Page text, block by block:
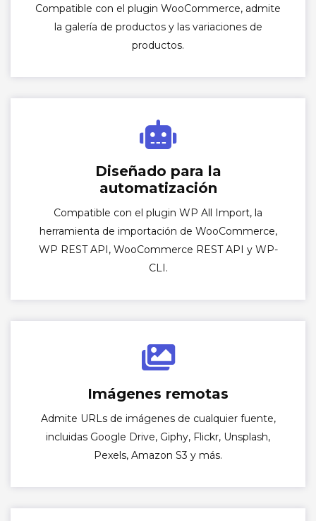
Compatible con el plugin WooCommerce, admite
la galería de productos y las variaciones de
productos.
Diseñado para la
automatización
Compatible con el plugin WP All Import, la
herramienta de importación de WooCommerce,
WP REST API, WooCommerce REST API y WP-
CLI.
Imágenes remotas
Admite URLs de imágenes de cualquier fuente,
incluidas Google Drive, Giphy, Flickr, Unsplash,
Pexels, Amazon S3 y más.